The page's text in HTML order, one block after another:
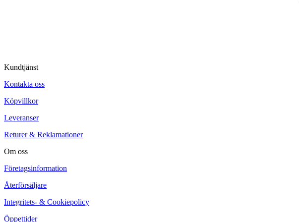
Kundtjänst
Kontakta oss
Köpvillkor
Leveranser
Returer & Reklamationer
Om oss
Företagsinformation
Återförsäljare
Integritets- & Cookiepolicy
Öppettider